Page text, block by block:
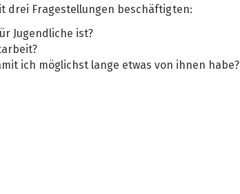
drei Fragestellungen beschäftigten:
Jugendliche ist?
ich möglichst lange etwas von ihnen habe?